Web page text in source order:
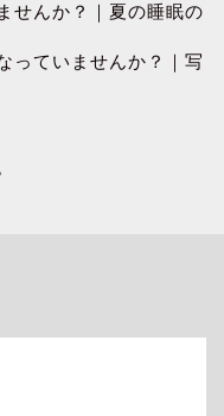
せんか？｜夏の睡眠の
っていませんか？｜写